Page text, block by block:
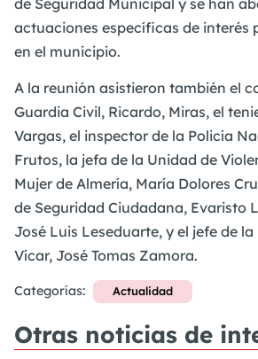
actuaciones específicas de interés
en el municipio.
A la reunión asistieron también el
Guardia Civil, Ricardo, Miras, el
Vargas, el inspector de la Policía
Frutos, la jefa de la Unidad de
Mujer de Almería, María Dolores
de Seguridad Ciudadana, Evaristo
José Luis Leseduarte, y el jefe de
Vícar, José Tomas Zamora.
Categorías: Actualidad
Otras noticias de